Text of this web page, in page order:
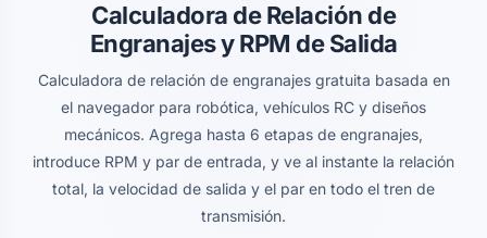
Calculadora de Relación de
Engranajes y RPM de Salida
Calculadora de relación de engranajes gratuita basada en
el navegador para robótica, vehículos RC y diseños
mecánicos. Agrega hasta 6 etapas de engranajes,
introduce RPM y par de entrada, y ve al instante la relación
total, la velocidad de salida y el par en todo el tren de
transmisión.